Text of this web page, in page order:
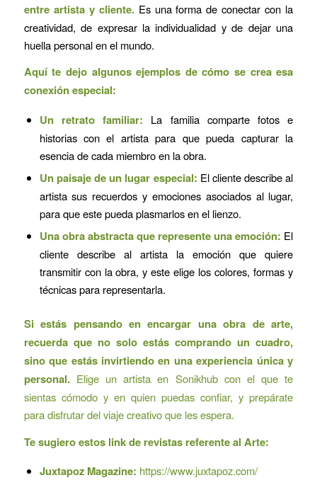
entre artista y cliente.Es una forma de conectar con la
creatividad, de expresar la individualidad y de dejar una
huella personal en el mundo.
Aquí te dejo algunos ejemplos de cómo se crea esa
conexión especial:
Un retrato familiar: La familia comparte fotos e
historias con el artista para que pueda capturar la
esencia de cada miembro en la obra.
Un paisaje de un lugar especial: El cliente describe al
artista sus recuerdos y emociones asociados al lugar,
para que este pueda plasmarlos en el lienzo.
Una obra abstracta que represente una emoción: El
cliente describe al artista la emoción que quiere
transmitir con la obra, y este elige los colores, formas y
técnicas para representarla.
Si estás pensando en encargar una obra de arte,
recuerda que no solo estás comprando un cuadro,
sino que estás invirtiendo en una experiencia única y
personal. Elige un artista en Sonikhub con el que te
sientas cómodo y en quien puedas confiar, y prepárate
para disfrutar del viaje creativo que les espera.
Te sugiero estos link de revistas referente al Arte:
Juxtapoz Magazine: https://www.juxtapoz.com/